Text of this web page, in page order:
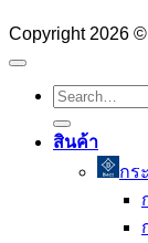
Copyright 2026 ©
Search
for:
สินค้า
กร